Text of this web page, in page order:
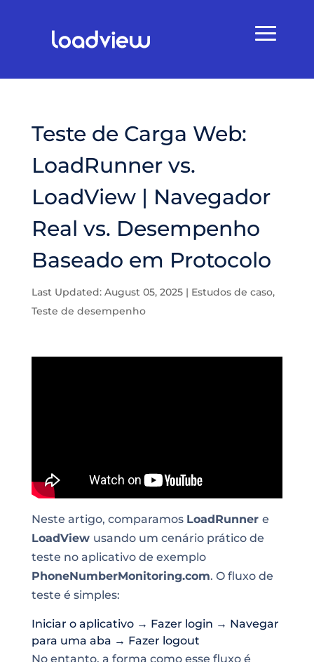
Teste de Carga Web:
LoadRunner vs.
LoadView | Navegador
Real vs. Desempenho
Baseado em Protocolo
Last Updated: August 05, 2025| Estudos de caso,
Teste de desempenho
Neste artigo, comparamos LoadRunner e
LoadView usando um cenário prático de
teste no aplicativo de exemplo
PhoneNumberMonitoring.com. O fluxo de
teste é simples:
Iniciar o aplicativo → Fazer login → Navegar
para uma aba → Fazer logout
No entanto, a forma como esse fluxo é